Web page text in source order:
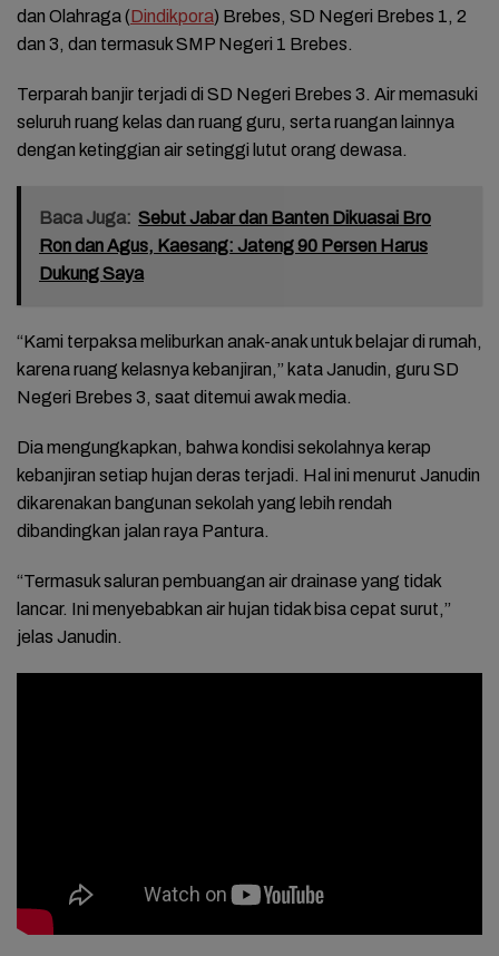
dan Olahraga (Dindikpora) Brebes, SD Negeri Brebes 1, 2
dan 3, dan termasuk SMP Negeri 1 Brebes.
Terparah banjir terjadi di SD Negeri Brebes 3. Air memasuki
seluruh ruang kelas dan ruang guru, serta ruangan lainnya
dengan ketinggian air setinggi lutut orang dewasa.
Baca Juga: Sebut Jabar dan Banten Dikuasai Bro
Ron dan Agus, Kaesang: Jateng 90 Persen Harus
Dukung Saya
“Kami terpaksa meliburkan anak-anak untuk belajar di rumah,
karena ruang kelasnya kebanjiran,” kata Janudin, guru SD
Negeri Brebes 3, saat ditemui awak media.
Dia mengungkapkan, bahwa kondisi sekolahnya kerap
kebanjiran setiap hujan deras terjadi. Hal ini menurut Janudin
dikarenakan bangunan sekolah yang lebih rendah
dibandingkan jalan raya Pantura.
“Termasuk saluran pembuangan air drainase yang tidak
lancar. Ini menyebabkan air hujan tidak bisa cepat surut,”
jelas Janudin.